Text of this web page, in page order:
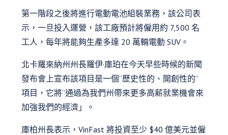
第一階段之後將進行電動電池組裝業務，該公司表
示，一旦投入運營，該工廠預計將僱用約 7,500 名
工人，每年將能夠生產多達 20 萬輛電動 SUV。
北卡羅來納州州長羅伊·庫珀在今天早些時候的新聞
發布會上宣布該項目是一個“歷史性的、開創性的”
項目，它將“通過為我們州帶來更多高薪就業機會來
加強我們的經濟」。
庫柏州長表示，VinFast 將投資至少 $40 億美元並僱